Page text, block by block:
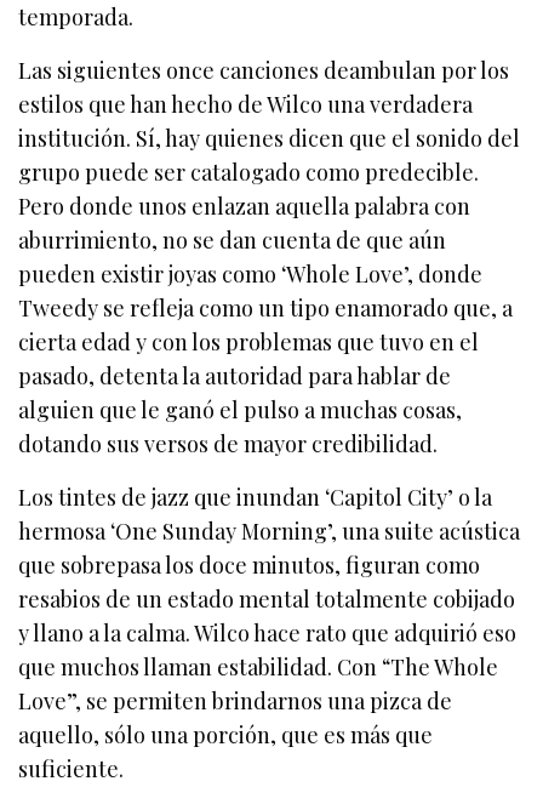
temporada.
Las siguientes once canciones deambulan por los
estilos que han hecho de Wilco una verdadera
institución. Sí, hay quienes dicen que el sonido del
grupo puede ser catalogado como predecible.
Pero donde unos enlazan aquella palabra con
aburrimiento, no se dan cuenta de que aún
pueden existir joyas como ‘Whole Love’, donde
Tweedy se refleja como un tipo enamorado que, a
cierta edad y con los problemas que tuvo en el
pasado, detenta la autoridad para hablar de
alguien que le ganó el pulso a muchas cosas,
dotando sus versos de mayor credibilidad.
Los tintes de jazz que inundan ‘Capitol City’ o la
hermosa ‘One Sunday Morning’, una suite acústica
que sobrepasa los doce minutos, figuran como
resabios de un estado mental totalmente cobijado
y llano a la calma. Wilco hace rato que adquirió eso
que muchos llaman estabilidad. Con “The Whole
Love”, se permiten brindarnos una pizca de
aquello, sólo una porción, que es más que
suficiente.